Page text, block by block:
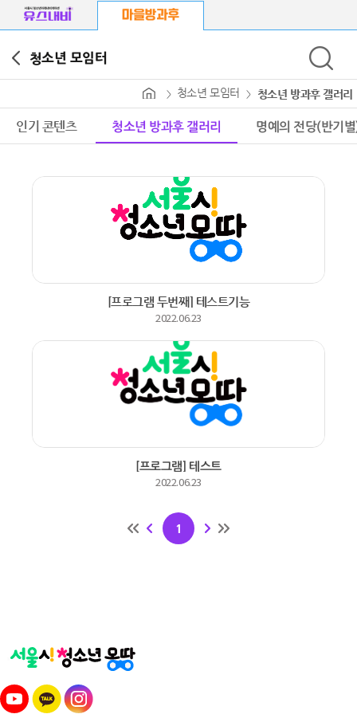
청소년 모임터
마을방과후
방과후활동지원센터
마을방과후 프로그램
마을방과후 이음
유스내비 바로가기
청소년 자유제안 바로가기
마을방과후 바로가기
청소년 모임터 청소년 방과후 갤러리
인기 콘텐츠 청소년 방과후 갤러리 명예의 전당(반기
[프로그램 두번째] 테스트기능
2022.06.23
[프로그램] 테스트
2022.06.23
1